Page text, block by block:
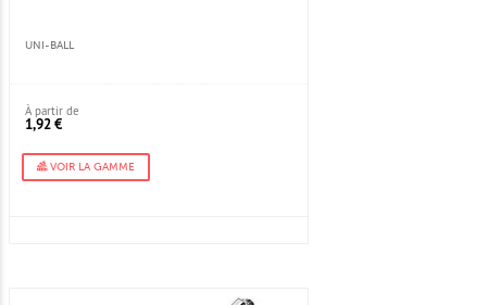
UNI-BALL
À partir de
1,92 €
VOIR LA GAMME